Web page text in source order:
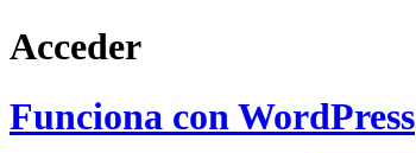
Acceder
Funciona con WordPress